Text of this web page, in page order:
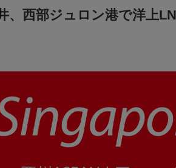
、西部ジュロン港で洋上